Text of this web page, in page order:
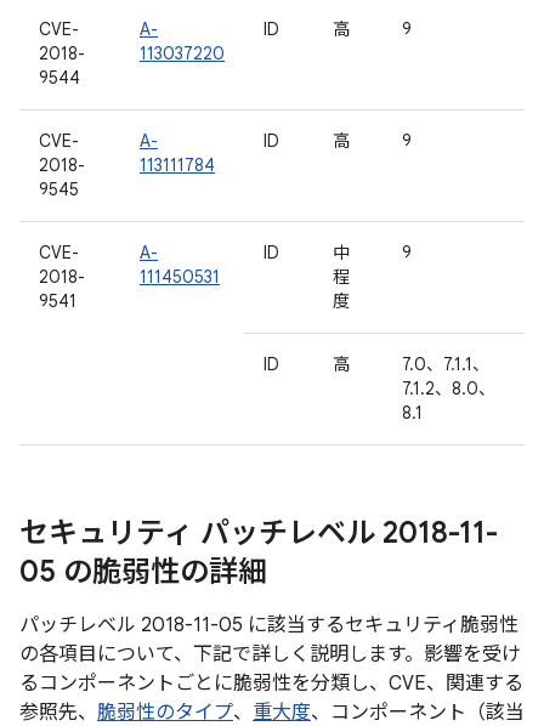
CVE-
2018-
9544
A-
113037220
ID 高 9
CVE-
2018-
9545
A-
113111784
ID 高 9
CVE-
2018-
9541
A-
111450531
ID
中
程
度
9
ID 高
7.0、7.1.1、
7.1.2、8.0、
8.1
セキュリティ パッチレベル 2018-11-
05 の脆弱性の詳細
パッチレベル 2018-11-05 に該当するセキュリティ脆弱性
の各項目について、下記で詳しく説明します。影響を受け
るコンポーネントごとに脆弱性を分類し、CVE、関連する
参照先、 脆弱性のタイプ、 重大度、コンポーネント（該当